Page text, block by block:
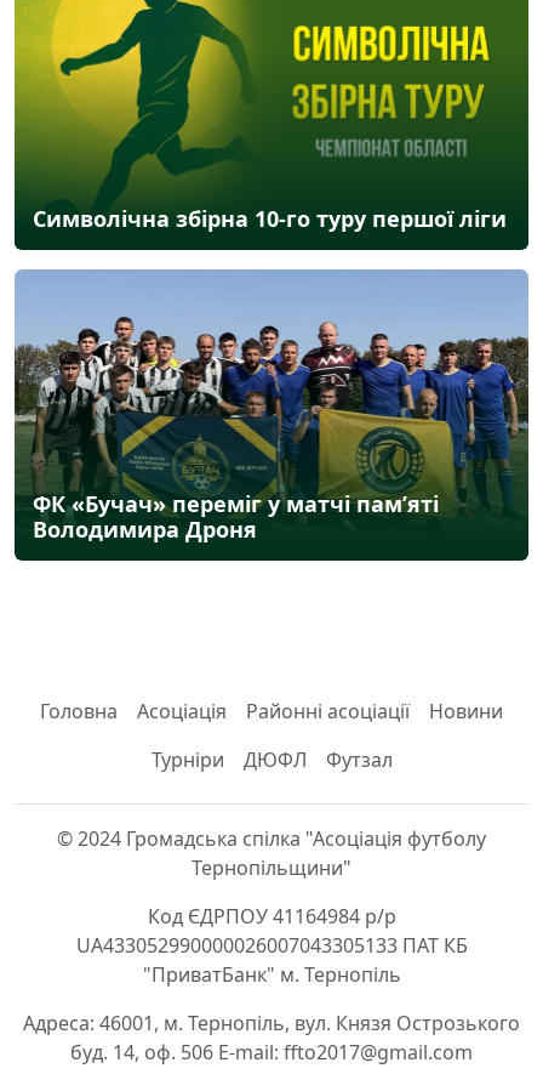
Символічна збірна 10-го туру першої ліги
ФК «Бучач» переміг у матчі пам’яті
Володимира Дроня
Головна Асоціація Районні асоціації
Новини
Турніри
ДЮФЛ Футзал
© 2024 Громадська спілка "Асоціація футболу
Тернопільщини"
Код ЄДРПОУ 41164984 р/р
UA433052990000026007043305133 ПАТ КБ
"ПриватБанк" м. Тернопіль
Адреса: 46001, м. Тернопіль, вул. Князя Острозького
буд. 14, оф. 506 E-mail: ffto2017@gmail.com